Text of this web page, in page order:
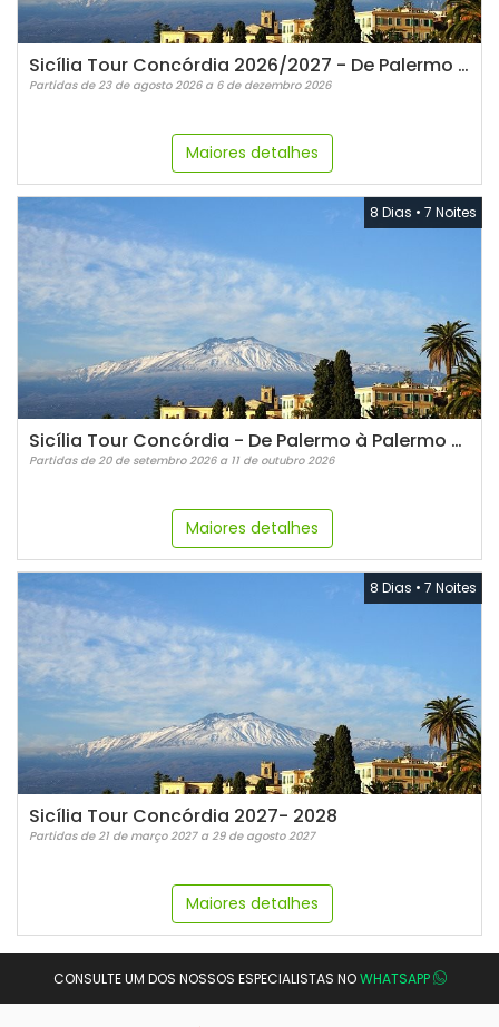
Sicília Tour Concórdia 2026/2027 - De Palermo à Palermo Guia em Espanhol
Partidas de 23 de agosto 2026 a 6 de dezembro 2026
Maiores detalhes
8 Dias • 7 Noites
Sicília Tour Concórdia - De Palermo à Palermo Guia em PORTUGUÊS!
Partidas de 20 de setembro 2026 a 11 de outubro 2026
Maiores detalhes
8 Dias • 7 Noites
Sicília Tour Concórdia 2027- 2028
Partidas de 21 de março 2027 a 29 de agosto 2027
Maiores detalhes
CONSULTE UM DOS NOSSOS ESPECIALISTAS NOWHATSAPP